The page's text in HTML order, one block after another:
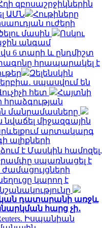
զբոսաշրջիկներին
ԱՄՆ
Հութիները
ուժերի
մասին
Ոսկու
անգամ
6 տարի և ընդմիշտ
հրապարակել է
Զելենսկին
սպասվում են
հետ
Հայտնի
հրաձգության
մանրամասները
նվաճել միջազգային
արտակարգ
ալիքների
է Մասկին համոզել,
սպառնացել է
կարող է
դատարանի առջև
հարց չի․
Իսպանիան